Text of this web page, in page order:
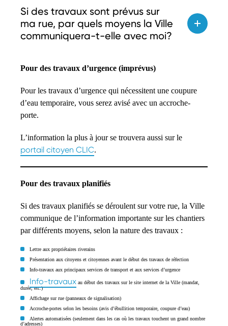
Si des travaux sont prévus sur
ma rue, par quels moyens la Ville
communiquera-t-elle avec moi?
Pour des travaux d’urgence (imprévus)
Pour les travaux d’urgence qui nécessitent une coupure
d’eau temporaire, vous serez avisé avec un accroche-
porte.
L’information la plus à jour se trouvera aussi sur le
portail citoyen CLIC.
Pour des travaux planifiés
Si des travaux planifiés se déroulent sur votre rue, la Ville
communique de l’information importante sur les chantiers
par différents moyens, selon la nature des travaux :
Lettre aux propriétaires riverains
Présentation aux citoyens et citoyennes avant le début des travaux de réfection
Info-travaux aux principaux services de transport et aux services d’urgence
Info-travaux au début des travaux sur le site internet de la Ville (mandat,
durée, etc.)
Affichage sur rue (panneaux de signalisation)
Accroche-portes selon les besoins (avis d’ébullition temporaire, coupure d’eau)
Alertes automatisées (seulement dans les cas où les travaux touchent un grand nombre
d’adresses)